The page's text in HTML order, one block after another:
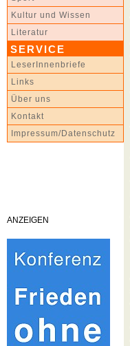
Kultur und Wissen
Literatur
SERVICE
LeserInnenbriefe
Links
Über uns
Kontakt
Impressum/Datenschutz
ANZEIGEN